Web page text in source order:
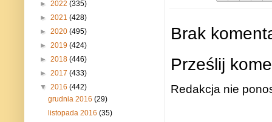
Brak
Prześlij
Redakcja nie
► 2022 (335)
► 2021 (428)
► 2020 (495)
► 2019 (424)
► 2018 (446)
► 2017 (433)
▼ 2016 (442)
grudnia 2016(29)
listopada 2016(35)